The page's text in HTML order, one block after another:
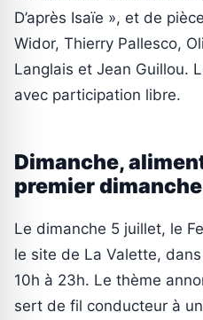
D’après Isaïe », et de
Widor, Thierry Pallesco,
Langlais et Jean Guillou.
avec participation libre.
Dimanche,
premier
Le dimanche 5 juillet, le
le site de La Valette,
10h à 23h. Le thème
sert de fil conducteur à